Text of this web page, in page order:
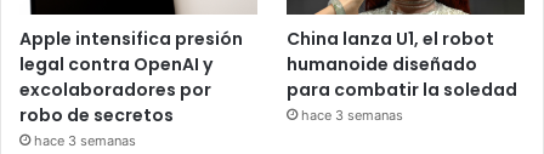
Apple intensifica presión
legal contra OpenAI y
excolaboradores por
robo de secretos
hace 3 semanas
China lanza U1, el robot
humanoide diseñado
para combatir la soledad
hace 3 semanas